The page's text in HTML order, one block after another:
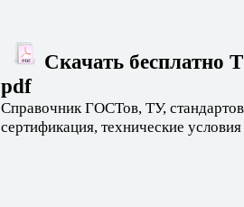
Скачать бесплатно
pdf
Справочник ГОСТов, ТУ,
сертификация, технические условия